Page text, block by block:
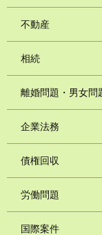
不動産
相続
離婚問題・男女問
企業法務
債権回収
労働問題
国際案件